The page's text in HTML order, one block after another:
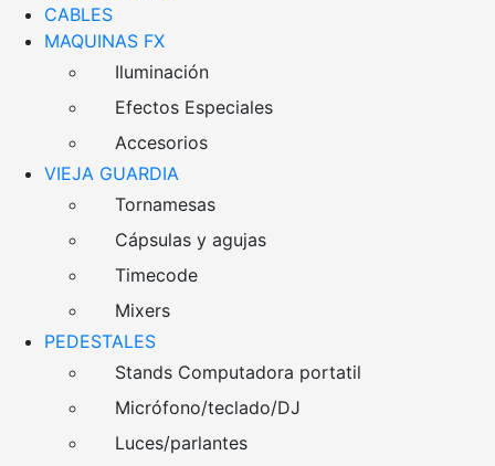
CABLES
MAQUINAS FX
Iluminación
Efectos Especiales
Accesorios
VIEJA GUARDIA
Tornamesas
Cápsulas y agujas
Timecode
Mixers
PEDESTALES
Stands Computadora portatil
Micrófono/teclado/DJ
Luces/parlantes